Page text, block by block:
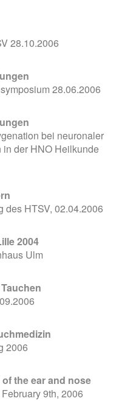
28.10.2006
28.06.2006
bei neuronaler
der HNO Heilkunde
des HTSV, 02.04.2006
2004
Ulm
2006
the ear and nose
9th, 2006